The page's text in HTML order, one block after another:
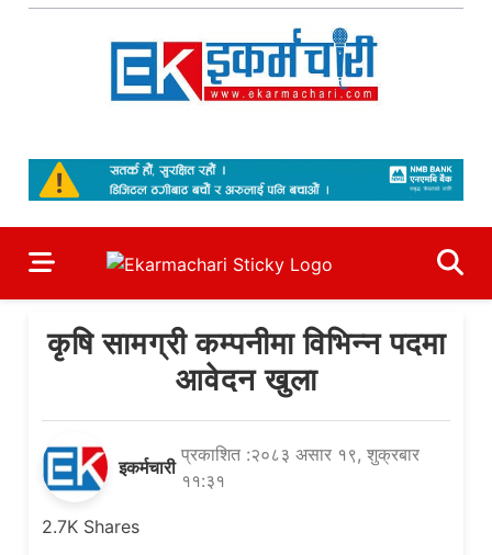
Skip
कृषि सामग्री कम्पनीमा विभिन्न पदमा
आवेदन खुला
इकर्मचारी
प्रकाशित :२०८३ असार १९, शुक्रबार
११:३१
2.7K Shares